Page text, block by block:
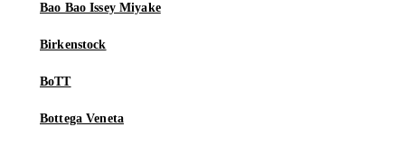
Bao Bao Issey Miyake
Birkenstock
BoTT
Bottega Veneta